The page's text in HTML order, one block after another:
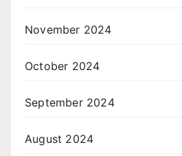
November 2024
October 2024
September 2024
August 2024